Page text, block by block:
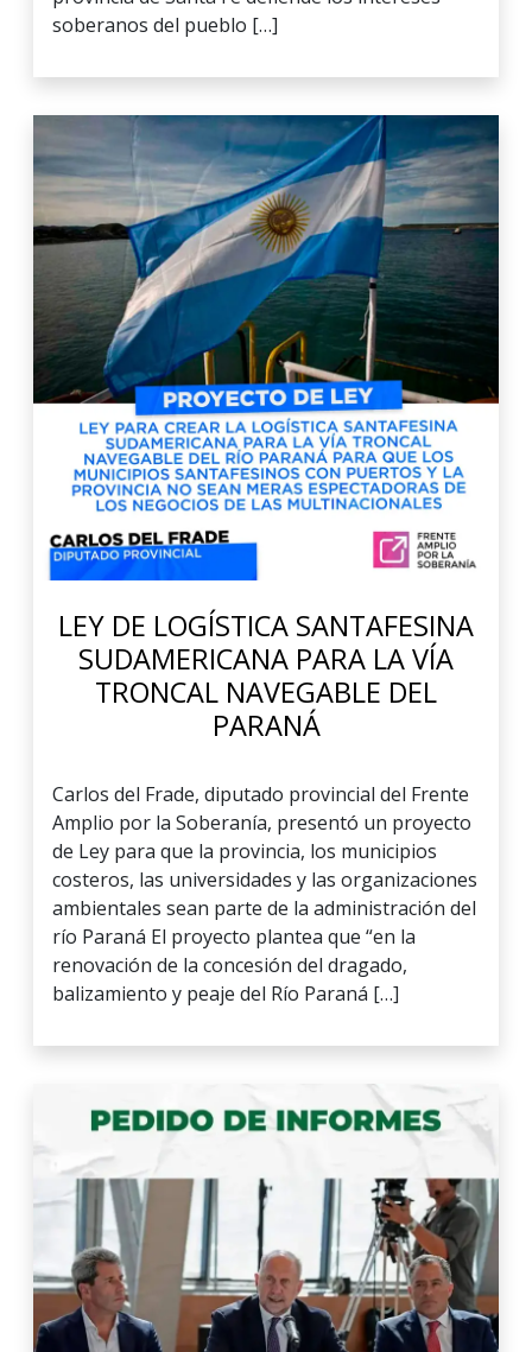
soberanos del pueblo […]
LEY DE LOGÍSTICA SANTAFESINA
SUDAMERICANA PARA LA VÍA
TRONCAL NAVEGABLE DEL
PARANÁ
Carlos del Frade, diputado provincial del Frente
Amplio por la Soberanía, presentó un proyecto
de Ley para que la provincia, los municipios
costeros, las universidades y las organizaciones
ambientales sean parte de la administración del
río Paraná El proyecto plantea que “en la
renovación de la concesión del dragado,
balizamiento y peaje del Río Paraná […]